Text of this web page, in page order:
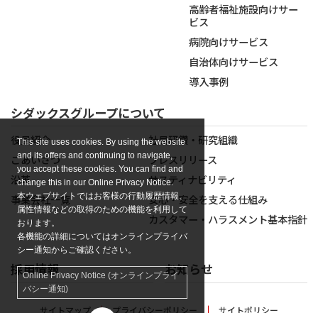
This site uses cookies. By using the website
and its offers and continuing to navigate,
you accept these cookies. You can find and
change this in our Online Privacy Notice.
本ウェブサイトではお客様の行動履歴情報、
属性情報などの取得のための機能を利用して
おります。
各機能の詳細についてはオンラインプライバ
シー通知からご確認ください。
Online Privacy Notice (オンラインプライ
バシー通知)
高齢者福祉施設向けサー
ビス
病院向けサービス
自治体向けサービス
導入事例
シダックスグループについて
役員紹介
ごあいさつ
沿革
事業会社一覧
社員研鑽・研究組織
プレスリリース
サスティナビリティ
安心・安全を支える仕組み
カスタマー・ハラスメント基本指針
採用情報 お知らせ
サイトマップ プライバシーポリシー サイトポリシー